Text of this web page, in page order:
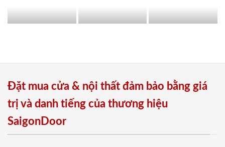
Đặt mua cửa & nội thất đảm bảo bằng giá
trị và danh tiếng của thương hiệu
SaigonDoor